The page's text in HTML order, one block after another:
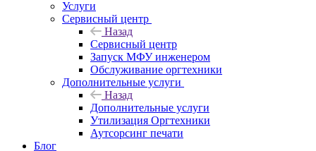
Услуги
Сервисный центр
Назад
Сервисный центр
Запуск МФУ инженером
Обслуживание оргтехники
Дополнительные услуги
Назад
Дополнительные услуги
Утилизация Оргтехники
Аутсорсинг печати
Блог